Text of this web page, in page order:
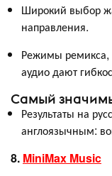
Широкий выбор
направления.
Режимы ремикса,
аудио дают
Самый
Результаты на
англоязычным:
8. MiniMax Music